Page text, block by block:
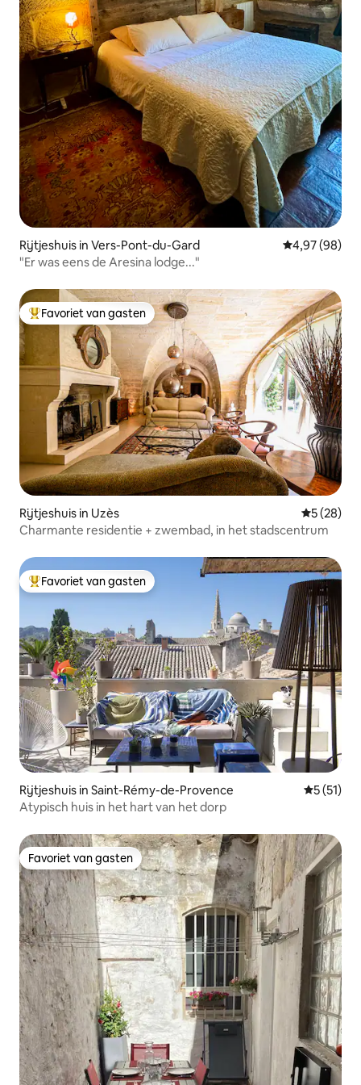
Rijtjeshuis in Vers-Pont-du-Gard Gemiddelde
4,97 (98)
"Er was eens de Aresina lodge..."
Topfavoriet van gasten
Favoriet van gasten
Rijtjeshuis in Uzès
5 (28)
Charmante residentie + zwembad, in het stadscentrum
Topfavoriet van gasten
Favoriet van gasten
Rijtjeshuis in Saint-Rémy-de-Provence
5 (51)
Atypisch huis in het hart van het dorp
Favoriet van gasten
Favoriet van gasten